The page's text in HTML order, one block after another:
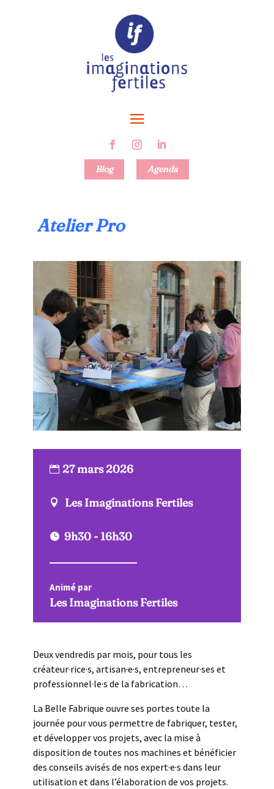
Blog Agenda
Atelier Pro
27 mars 2026
Les Imaginations Fertiles
9h30 - 16h30
Animé par
Les Imaginations Fertiles
Deux vendredis par mois, pour tous les
créateur·rice·s, artisan·e·s, entrepreneur·ses et
professionnel·le·s de la fabrication…
La Belle Fabrique ouvre ses portes toute la
journée pour vous permettre de fabriquer, tester,
et développer vos projets, avec la mise à
disposition de toutes nos machines et bénéficier
des conseils avisés de nos expert·e·s dans leur
utilisation et dans l’élaboration de vos projets.